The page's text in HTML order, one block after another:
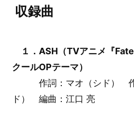
収録曲
１．ASH（TVアニメ『
クールOPテーマ）
作詞：マオ（シド） 作
ド） 編曲：江口 亮